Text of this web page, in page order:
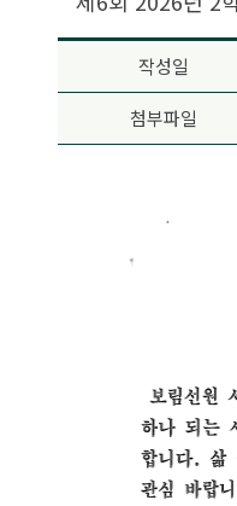
작성일
첨부파일